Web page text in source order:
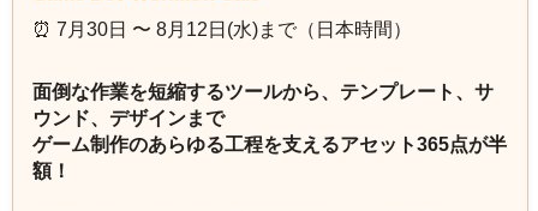
⏰️ 7月30日 〜 8月12日(水)まで（日本時間）
面倒な作業を短縮するツールから、テンプレート、サ
ウンド、デザインまで
ゲーム制作のあらゆる工程を支えるアセット365点が半
額！